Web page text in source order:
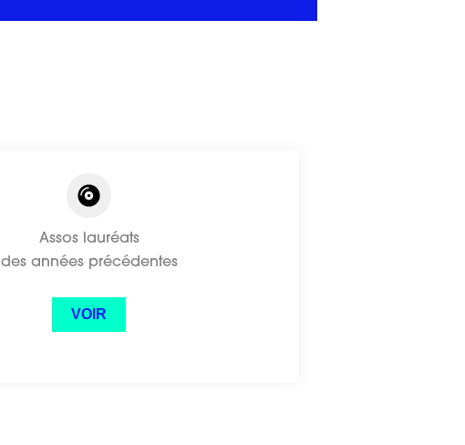
Assos lauréats
des années précédentes
VOIR